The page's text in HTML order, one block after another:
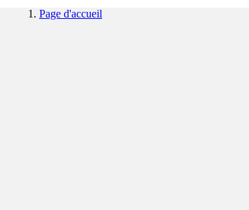
Page d'accueil